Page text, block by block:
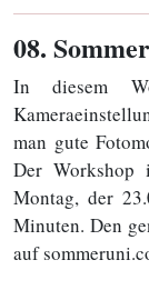
08.
In diesem
man gute
Der Workshop
Montag, der
Minuten. Den
auf